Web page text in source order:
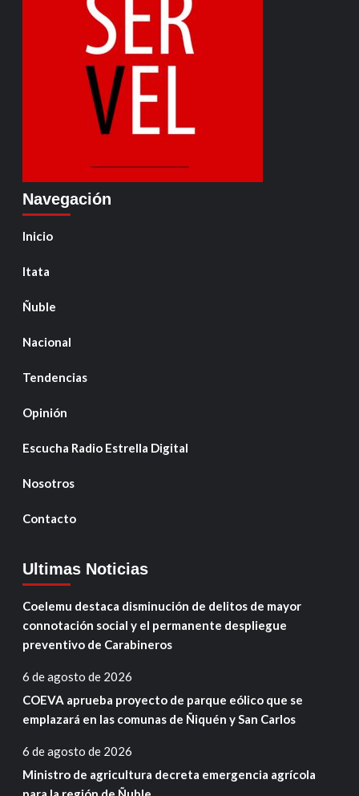
Navegación
Inicio
Itata
Ñuble
Nacional
Tendencias
Opinión
Escucha Radio Estrella Digital
Nosotros
Contacto
Ultimas Noticias
Coelemu destaca disminución de delitos de mayor
connotación social y el permanente despliegue
preventivo de Carabineros
6 de agosto de 2026
COEVA aprueba proyecto de parque eólico que se
emplazará en las comunas de Ñiquén y San Carlos
6 de agosto de 2026
Ministro de agricultura decreta emergencia agrícola